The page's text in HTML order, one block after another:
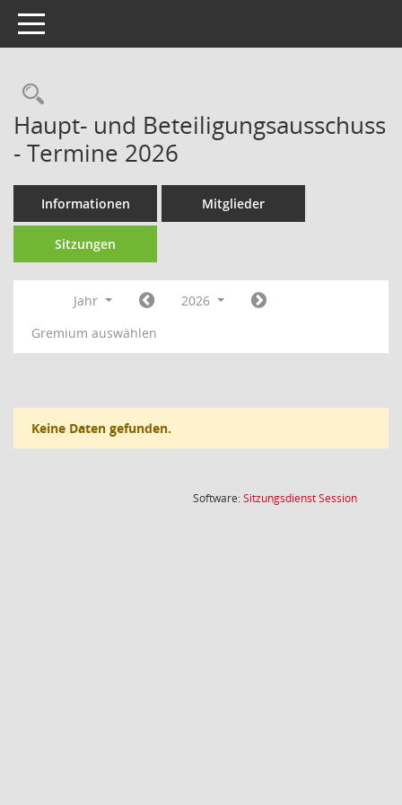
Toggle navigation
Rechercheauswahl
Haupt- und Beteiligungsausschuss
- Termine 2026
Informationen Mitglieder
Sitzungen
Jahr
2026
Gremium auswählen
Keine Daten gefunden.
Software:SitzungsdienstSession(Wird in